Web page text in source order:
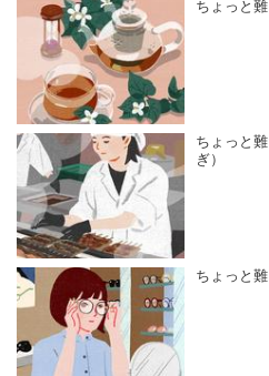
ちょっと
ちょっと
ぎ）
ちょっと